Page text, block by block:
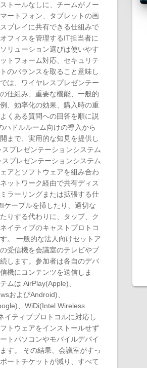
トールなしに、チームがノー
ートフォン、タブレットの画
プレイに共有できる仕組みで
フィスを管理するIT担当者に
リューション選びは使いやす
トフォーム対応、セキュリテ
のバランスを取ること意味し
は、ワイヤレスプレゼンテー
仕組み、重要な機能、一般的
、効率化の効果、購入時の重
くある質問への回答を順に説
ハドルルーム向けの導入から
まで、実用的な知見を提供し
スプレゼンテーションシステム
プレゼンテーションシステム
アとソフトウェアを組み合わ
ットワーク経由で共有ディス
ラーリングまたは拡張する仕
ケーブルを挿したり、適切な
りする代わりに、タップ、ク
イティブのキャストプロトコ
。 一般的な法人向けセットア
受信機を会議室のテレビやプ
します。参加者は各自のデバ
機にコンテンツを送信しま
ムは AirPlay(Apple)、
およびAndroid)、
、WiDi(Intel Wireless
イティブプロトコルに対応し
トウェアをインストールせず
トパソコンやモバイルデバイ
す。 その結果、会議室がすっ
ートチケットが減り、すべて